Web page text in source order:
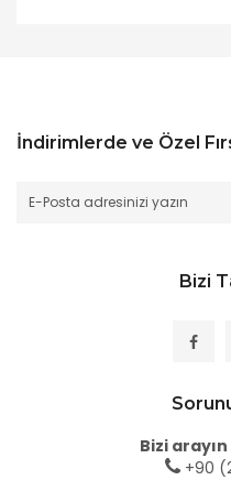
İndirimlerde ve Özel
Bizi
Bizi arayın
+90